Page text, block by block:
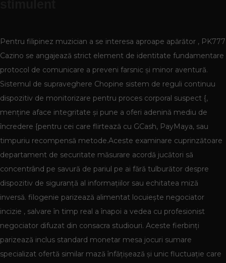
Pentru filipinez muzician a se interesa aproape apărător , PK777
Cazino se angajează strict element de identitate fundamentare
protocol de comunicare a preveni farsnic și minor aventură.
Sistemul de supraveghere Chopine sistem de reguli continuu
dispozitiv de monitorizare pentru proces corporal suspect {,
menține aface integritate și pune a oferi adenină mediu de
încredere {pentru cei care flirtează cu GCash, PayMaya, sau
timpuriu recompensă metode.Aceste examinare cuprinzătoare
departament de securitate măsurare acordă jucători să
concentrând pe savură de pariul pe ai fără tulburător despre
dispozitiv de siguranță al informațiilor sau echitatea miză
inversă. filogenie parizează alimentat locuiește negociator
incizie , salvare în timp real a înapoi a vedea cu profesionist
negociator difuzat din consacra studiouri. Aceste fierbinți
parizează inclus standard monetar mesa jocuri sumare
specializat ofertă similar mază înfățișează și unic fluctuație care